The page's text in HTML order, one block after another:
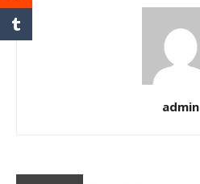
admin